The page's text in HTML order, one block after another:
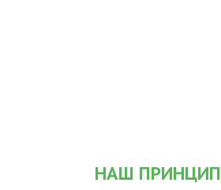
НАШ ПРИНЦИП